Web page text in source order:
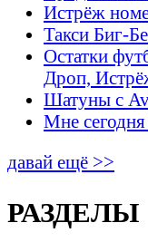
Истрёж
Такси Биг-
Остатки
Дроп,
Шатуны с
Мне
давай ещё >>
РАЗДЕЛЫ